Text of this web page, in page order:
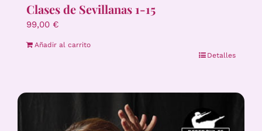
Clases de Sevillanas 1-15
99,00 €
Añadir al carrito
Detalles